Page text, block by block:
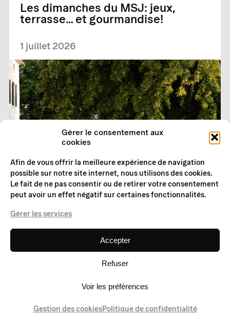
Gérer le consentement aux
cookies
Afin de vous offrir la meilleure expérience de navigation
possible sur notre site internet, nous utilisons des cookies.
Le fait de ne pas consentir ou de retirer votre consentement
peut avoir un effet négatif sur certaines fonctionnalités.
Gérer les services
Accepter
Refuser
Voir les préférences
Gestion des cookiesPolitique de confidentialité
Les dimanches du MSJ: jeux,
terrasse… et gourmandise!
1 juillet 2026